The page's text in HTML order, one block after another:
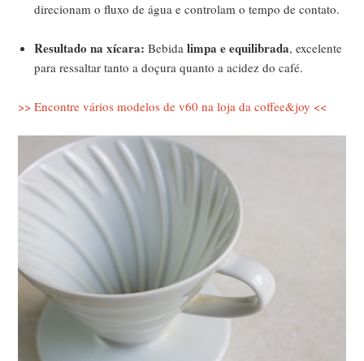
direcionam o fluxo de água e controlam o tempo de contato.
Resultado na xícara: Bebidalimpa e equilibrada, excelente
para ressaltar tanto a doçura quanto a acidez do café.
>> Encontre vários modelos de v60 na loja da coffee&joy <<